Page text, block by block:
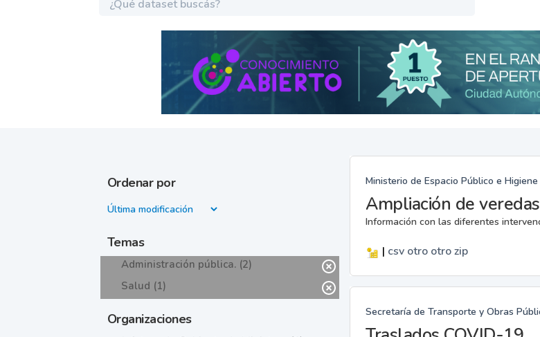
Ordenar por
Temas
Administración pública. (2)
Salud (1)
Organizaciones
Ministerio de Espacio Público e
Ampliación de veredas
Información con las diferentes
| csv otro otrozip
Secretaría de Transporte y Obras